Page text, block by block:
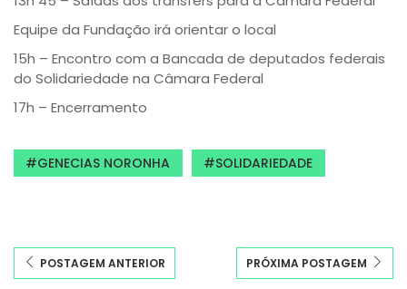
Equipe da Fundação irá orientar o local
15h – Encontro com a Bancada de deputados federais
do Solidariedade na Câmara Federal
17h – Encerramento
GENECIAS NORONHA SOLIDARIEDADE
POSTAGEM ANTERIOR PRÓXIMA POSTAGEM